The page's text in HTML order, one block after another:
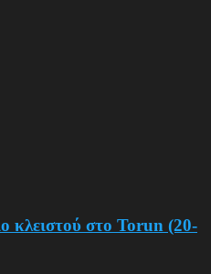
κλειστού στο Torun (20-